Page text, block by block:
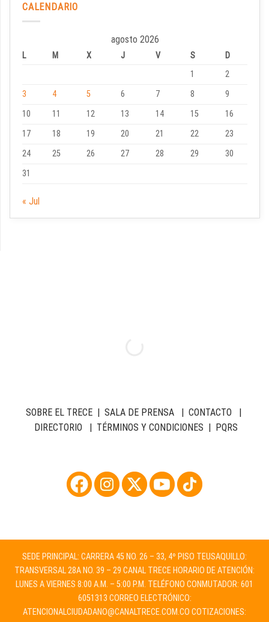
CALENDARIO
agosto 2026
L M X J V S
D
1
2
3
4 5 6 7 8
9
10
11 12 13 14 15
16
17
18 19 20 21 22
23
24
25 26 27 28 29
30
31
« Jul
SOBRE EL TRECE| SALA DE PRENSA| CONTACTO
DIRECTORIO
TÉRMINOS Y CONDICIONES PQRS
SEDE PRINCIPAL: CARRERA 45 NO. 26 – 33, 4º PISO TEUSAQUILLO:
TRANSVERSAL 28A NO. 39 – 29 CANAL TRECE HORARIO DE ATENCIÓN:
LUNES A VIERNES 8:00 A.M. – 5:00 P.M. TELÉFONO CONMUTADOR: 601
6051313 CORREO ELECTRÓNICO:
ATENCIONALCIUDADANO@CANALTRECE.COM.CO COTIZACIONES: